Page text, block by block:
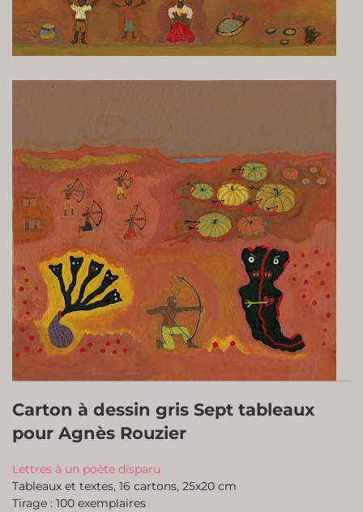
Carton à dessin gris Sept tableaux
pour Agnès Rouzier
Lettres à un poète disparu
Tableaux et textes, 16 cartons, 25x20 cm
Tirage : 100 exemplaires